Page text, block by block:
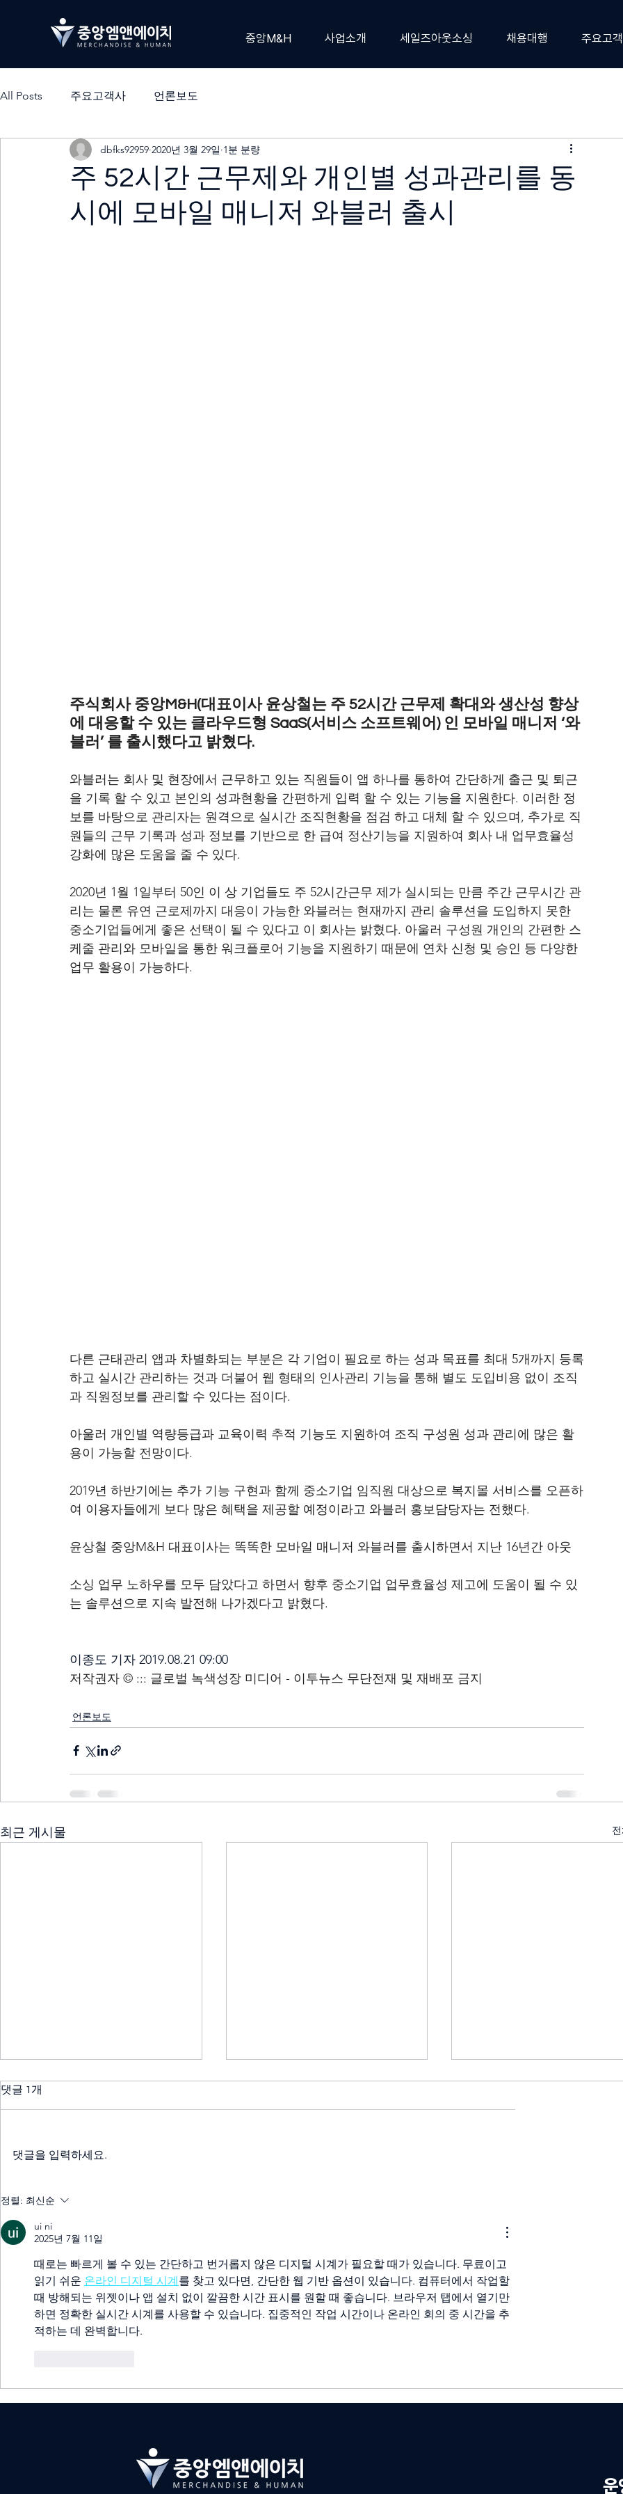
중앙M&H 사업소개 세일즈아웃소싱 채용대행 주요고
All Posts 주요고객사 언론보도
주 52시간 근무제와 개인별 성과관리를 동
시에 모바일 매니저 와블러 출시
dbfks92959 2020년 3월 29일 1분 분량
주식회사 중앙M&H(대표이사 윤상철는 주 52시간 근무제 확대와 생산성 향상
에 대응할 수 있는 클라우드형 SaaS(서비스 소프트웨어) 인 모바일 매니저 ‘와
블러’ 를 출시했다고 밝혔다.
와블러는 회사 및 현장에서 근무하고 있는 직원들이 앱 하나를 통하여 간단하게 출근 및 퇴근
을 기록 할 수 있고 본인의 성과현황을 간편하게 입력 할 수 있는 기능을 지원한다. 이러한 정
보를 바탕으로 관리자는 원격으로 실시간 조직현황을 점검 하고 대체 할 수 있으며, 추가로 직
원들의 근무 기록과 성과 정보를 기반으로 한 급여 정산기능을 지원하여 회사 내 업무효율성
강화에 많은 도움을 줄 수 있다.
2020년 1월 1일부터 50인 이 상 기업들도 주 52시간근무 제가 실시되는 만큼 주간 근무시간 관
리는 물론 유연 근로제까지 대응이 가능한 와블러는 현재까지 관리 솔루션을 도입하지 못한
중소기업들에게 좋은 선택이 될 수 있다고 이 회사는 밝혔다. 아울러 구성원 개인의 간편한 스
케줄 관리와 모바일을 통한 워크플로어 기능을 지원하기 때문에 연차 신청 및 승인 등 다양한
업무 활용이 가능하다.
다른 근태관리 앱과 차별화되는 부분은 각 기업이 필요로 하는 성과 목표를 최대 5개까지 등록
하고 실시간 관리하는 것과 더불어 웹 형태의 인사관리 기능을 통해 별도 도입비용 없이 조직
과 직원정보를 관리할 수 있다는 점이다.
아울러 개인별 역량등급과 교육이력 추적 기능도 지원하여 조직 구성원 성과 관리에 많은 활
용이 가능할 전망이다.
2019년 하반기에는 추가 기능 구현과 함께 중소기업 임직원 대상으로 복지몰 서비스를 오픈하
여 이용자들에게 보다 많은 혜택을 제공할 예정이라고 와블러 홍보담당자는 전했다.
윤상철 중앙M&H 대표이사는 똑똑한 모바일 매니저 와블러를 출시하면서 지난 16년간 아웃
소싱 업무 노하우를 모두 담았다고 하면서 향후 중소기업 업무효율성 제고에 도움이 될 수 있
는 솔루션으로 지속 발전해 나가겠다고 밝혔다.
이종도 기자 2019.08.21 09:00
저작권자 © ::: 글로벌 녹색성장 미디어 - 이투뉴스 무단전재 및 재배포 금지
언론보도
최근 게시물
중앙M&H, 백화점 및 주요 유통
싱 서비스 강화
댓글 1개
댓글을 입력하세요.
정렬: 최신순
ui ni
2025년 7월 11일
때로는 빠르게 볼 수 있는 간단하고 번거롭지 않은 디지털 시계가 필요할 때가 있습니다. 무료이고
읽기 쉬운 온라인 디지털 시계를 찾고 있다면, 간단한 웹 기반 옵션이 있습니다. 컴퓨터에서 작업할
때 방해되는 위젯이나 앱 설치 없이 깔끔한 시간 표시를 원할 때 좋습니다. 브라우저 탭에서 열기만
하면 정확한 실시간 시계를 사용할 수 있습니다. 집중적인 작업 시간이나 온라인 회의 중 시간을 추
적하는 데 완벽합니다.
운